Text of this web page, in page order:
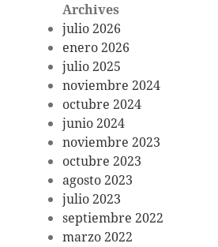
Archives
julio 2026
enero 2026
julio 2025
noviembre 2024
octubre 2024
junio 2024
noviembre 2023
octubre 2023
agosto 2023
julio 2023
septiembre 2022
marzo 2022